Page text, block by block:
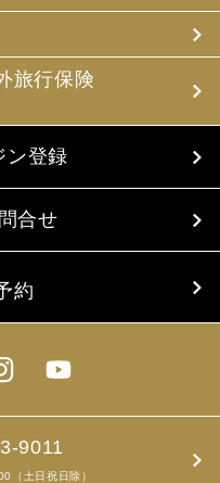
情報をお伺いすること
様に疾病等があった場
と当社が認めた場合に
、連絡先の方の個人情
連絡先の方の同意を得
ついて
利用するにあたり、以
めご承知おき願いま
ット、お申込書に明示
目的以外に使用いたし
者の同意を得ます。
旅程の管理のために、
情報を共有する場合が
します。
旅行保険
ン登録
合せ
約
9011
（土日祝日除）